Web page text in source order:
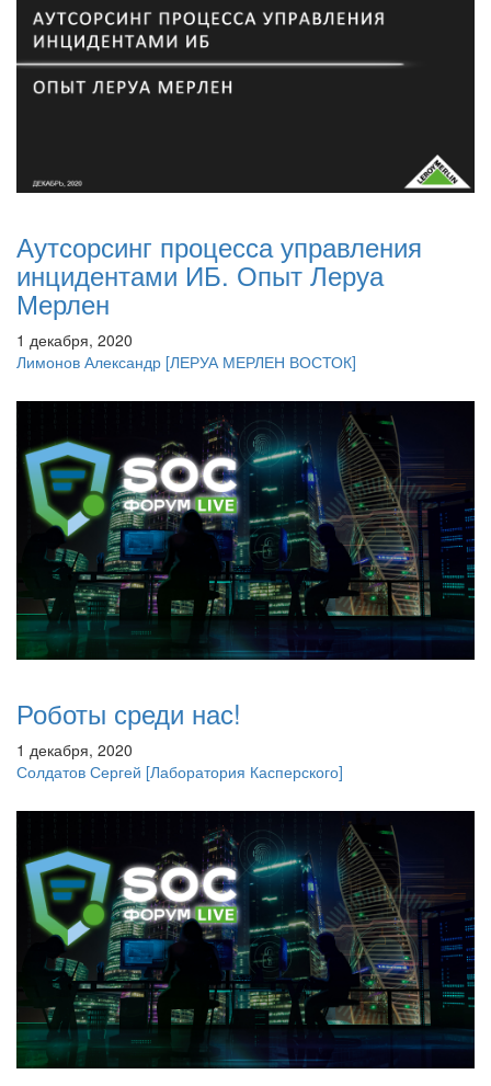
Аутсорсинг процесса управления
инцидентами ИБ. Опыт Леруа
Мерлен
1 декабря, 2020
Лимонов Александр [ЛЕРУА МЕРЛЕН ВОСТОК]
Роботы среди нас!
1 декабря, 2020
Солдатов Сергей [Лаборатория Касперского]